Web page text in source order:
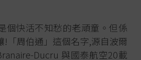
個快活不知愁的老頑童。但係
!「周伯通」這個名字,源自波爾
Ducru 與國泰航空20載